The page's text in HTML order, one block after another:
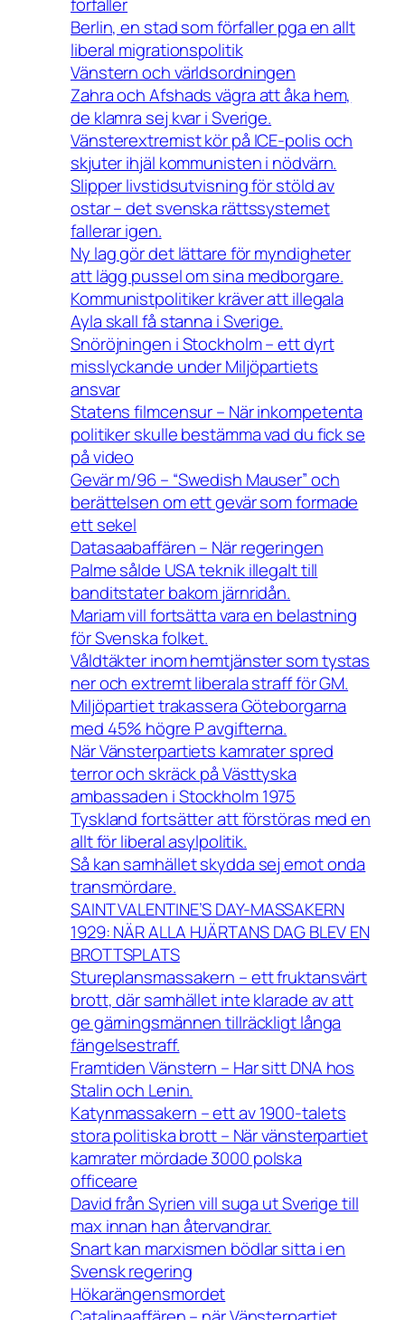
Berlin, en stad som förfaller pga en allt
liberal migrationspolitik
Vänstern och världsordningen
Zahra och Afshads vägra att åka hem,
de klamra sej kvar i Sverige.
Vänsterextremist kör på ICE-polis och
skjuter ihjäl kommunisten i nödvärn.
Slipper livstidsutvisning för stöld av
ostar – det svenska rättssystemet
fallerar igen.
Ny lag gör det lättare för myndigheter
att lägg pussel om sina medborgare.
Kommunistpolitiker kräver att illegala
Ayla skall få stanna i Sverige.
Snöröjningen i Stockholm – ett dyrt
misslyckande under Miljöpartiets
ansvar
Statens filmcensur – När inkompetenta
politiker skulle bestämma vad du fick se
på video
Gevär m/96 – “Swedish Mauser” och
berättelsen om ett gevär som formade
ett sekel
Datasaabaffären – När regeringen
Palme sålde USA teknik illegalt till
banditstater bakom järnridån.
Mariam vill fortsätta vara en belastning
för Svenska folket.
Våldtäkter inom hemtjänster som tystas
ner och extremt liberala straff för GM.
Miljöpartiet trakassera Göteborgarna
med 45% högre P avgifterna.
När Vänsterpartiets kamrater spred
terror och skräck på Västtyska
ambassaden i Stockholm 1975
Tyskland fortsätter att förstöras med en
allt för liberal asylpolitik.
Så kan samhället skydda sej emot onda
transmördare.
SAINT VALENTINE’S DAY-MASSAKERN
1929: NÄR ALLA HJÄRTANS DAG BLEV EN
BROTTSPLATS
Stureplansmassakern – ett fruktansvärt
brott, där samhället inte klarade av att
ge gärningsmännen tillräckligt långa
fängelsestraff.
Framtiden Vänstern – Har sitt DNA hos
Stalin och Lenin.
Katynmassakern – ett av 1900-talets
stora politiska brott – När vänsterpartiet
kamrater mördade 3000 polska
officeare
David från Syrien vill suga ut Sverige till
max innan han återvandrar.
Snart kan marxismen bödlar sitta i en
Svensk regering
Hökarängensmordet